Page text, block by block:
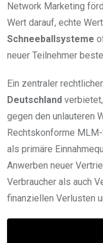
Network Marketing
Wert darauf, echte
Schneeballsysteme
neuer Teilnehmer
Ein zentraler
Deutschland
gegen den unlauteren
Rechtskonforme
als primäre
Anwerben neuer
Verbraucher als auch
finanziellen Verlusten